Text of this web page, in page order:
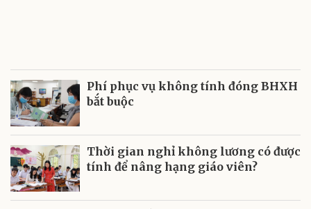
Phí phục vụ không tính đóng BHXH
bắt buộc
Thời gian nghỉ không lương có được
tính để nâng hạng giáo viên?